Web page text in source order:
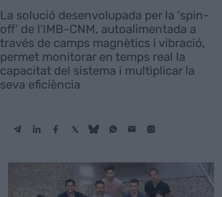
La solució desenvolupada per la ‘spin-
off’ de l’IMB-CNM, autoalimentada a
través de camps magnètics i vibració,
permet monitorar en temps real la
capacitat del sistema i multiplicar la
seva eficiència